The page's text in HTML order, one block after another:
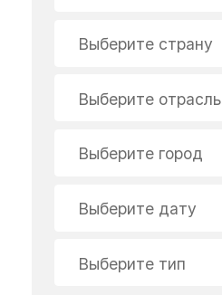
Выберите страну
Выберите отрасль
Выберите город
Выберите дату
Выберите тип